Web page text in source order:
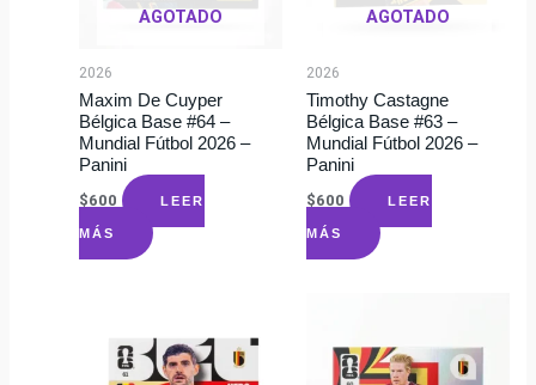
AGOTADO
2026
Maxim De Cuyper
Bélgica Base #64 –
Mundial Fútbol 2026 –
Panini
$600 LEER
MÁS
AGOTADO
2026
Timothy Castagne
Bélgica Base #63 –
Mundial Fútbol 2026 –
Panini
$600 LEER
MÁS